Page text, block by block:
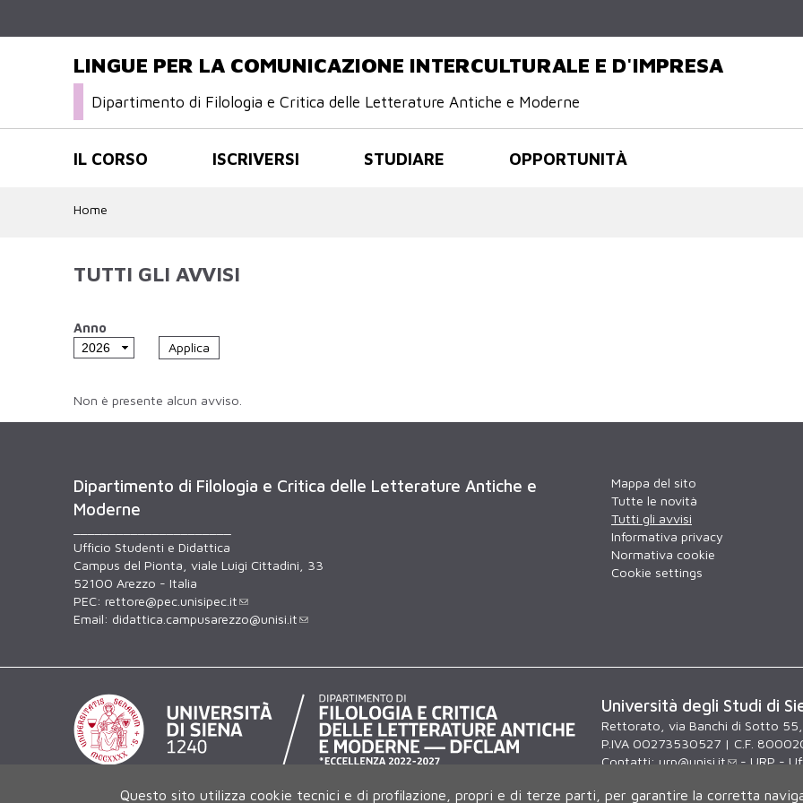
LINGUE PER LA COMUNICAZIONE INTERCULTURALE E D'IMPRESA
Dipartimento di Filologia e Critica delle Letterature Antiche e Moderne
IL CORSO ISCRIVERSI STUDIARE OPPORTUNITÀ
Home
TUTTI GLI AVVISI
Anno
Non è presente alcun avviso.
Dipartimento di Filologia e Critica delle Letterature Antiche e
Moderne
Ufficio Studenti e Didattica
Campus del Pionta, viale Luigi Cittadini, 33
52100 Arezzo - Italia
PEC: rettore@pec.unisipec.it
Email: didattica.campusarezzo@unisi.it
Mappa del sito
Tutte le novità
Tutti gli avvisi
Informativa privacy
Normativa cookie
Cookie settings
Università degli Studi di
Rettorato, via Banchi di Sotto 55,
P.IVA 00273530527 | C.F.
Contatti: urp@unisi.it
- URP -
Questo sito utilizza cookie tecnici e di profilazione, propri e di terze parti, per garantire la corretta